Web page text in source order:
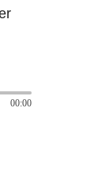
00:00